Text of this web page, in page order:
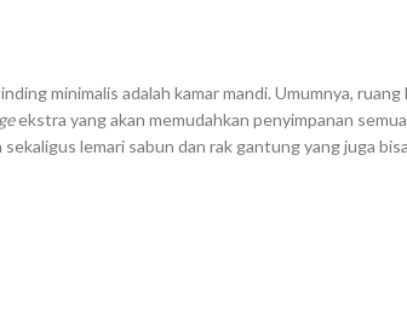
minimalis adalah kamar mandi. Umumnya, ruang
ekstra yang akan memudahkan penyimpanan semua
lemari sabun dan rak gantung yang juga bisa